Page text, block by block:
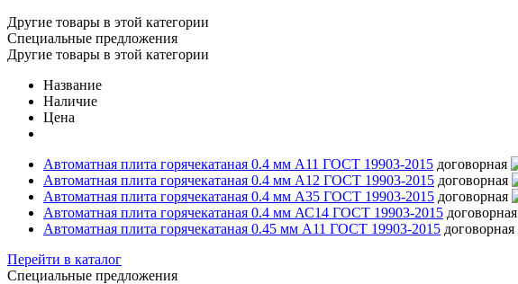
Другие товары в этой категории
Специальные предложения
Другие товары в этой категории
Название
Наличие
Цена
Автоматная плита горячекатаная 0.4 мм А11 ГОСТ 19903-2015 договорная
Автоматная плита горячекатаная 0.4 мм А12 ГОСТ 19903-2015 договорная
Автоматная плита горячекатаная 0.4 мм А35 ГОСТ 19903-2015 договорная
Автоматная плита горячекатаная 0.4 мм АС14 ГОСТ 19903-2015 договорная
Автоматная плита горячекатаная 0.45 мм А11 ГОСТ 19903-2015 договорная
Перейти в каталог
Специальные предложения